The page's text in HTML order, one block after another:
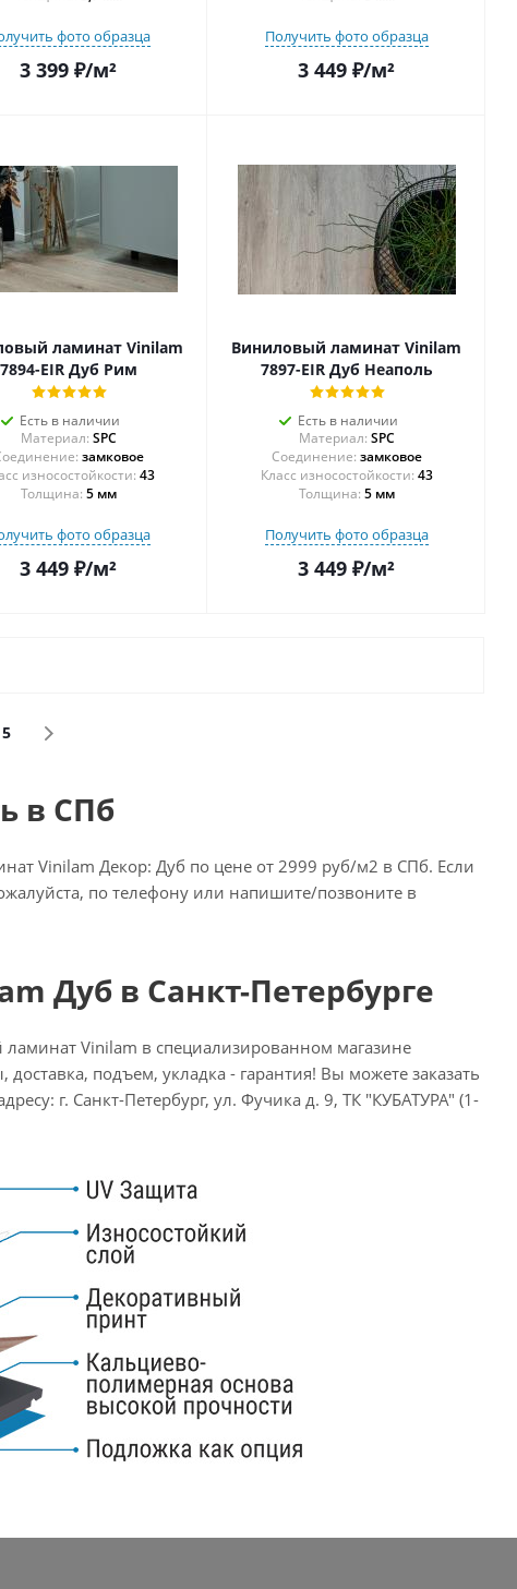
фото образца
3 399 ₽/м²
Получить фото образца
3 449 ₽/м²
ламинат Vinilam
7894-EIR Дуб Рим
Есть в наличии
Материал: SPC
замковое
43
Толщина: 5 мм
фото образца
3 449 ₽/м²
Виниловый ламинат Vinilam
7897-EIR Дуб Неаполь
Есть в наличии
Материал: SPC
Соединение: замковое
43
Толщина: 5 мм
Получить фото образца
3 449 ₽/м²
5
в СПб
Vinilam Декор: Дуб по цене от 2999 руб/м2 в СПб. Если
по телефону или напишите/позвоните в
Дуб в Санкт-Петербурге
Vinilam в специализированном магазине
подъем, укладка - гарантия! Вы можете заказать
г. Санкт-Петербург, ул. Фучика д. 9, ТК "КУБАТУРА" (1-